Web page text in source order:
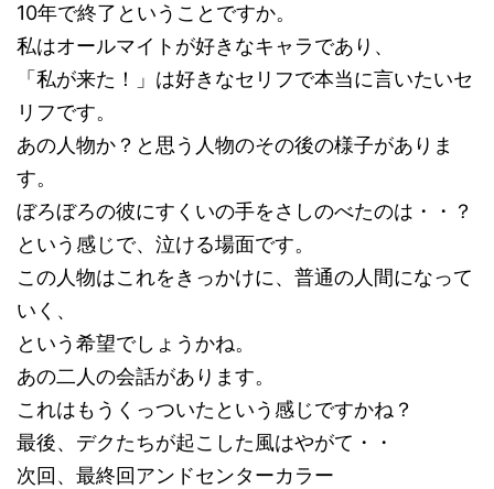
10年で終了ということですか。
私はオールマイトが好きなキャラであり、
「私が来た！」は好きなセリフで本当に言いたいセ
リフです。
あの人物か？と思う人物のその後の様子がありま
す。
ぼろぼろの彼にすくいの手をさしのべたのは・・？
という感じで、泣ける場面です。
この人物はこれをきっかけに、普通の人間になって
いく、
という希望でしょうかね。
あの二人の会話があります。
これはもうくっついたという感じですかね？
最後、デクたちが起こした風はやがて・・
次回、最終回アンドセンターカラー